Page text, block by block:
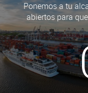
Ponemos a tu
abiertos para